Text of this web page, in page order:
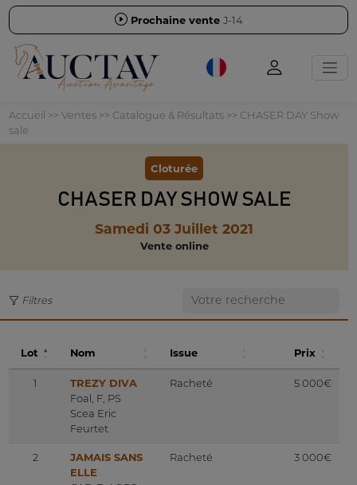
Prochaine vente J-14
Accueil >> Ventes>> Catalogue & Résultats>> CHASER DAY Show
sale
Cloturée
CHASER DAY SHOW SALE
Samedi 03 Juillet 2021
Vente online
Filtres
Lot Nom Issue Prix
1
TREZY DIVA
Foal, F, PS
Scea Eric
Feurtet
Racheté 5 000€
2
JAMAIS SANS
ELLE
Racheté 3 000€